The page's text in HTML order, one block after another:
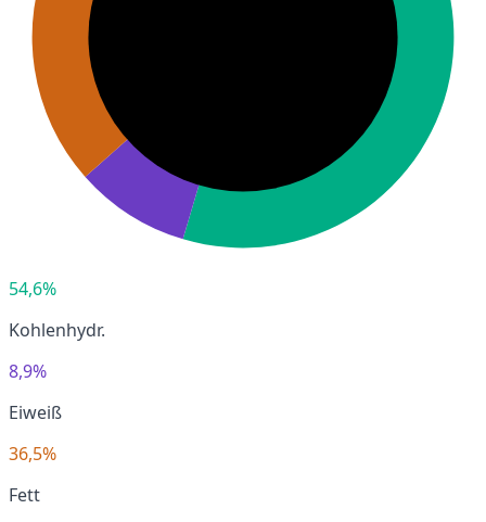
54,6%
Kohlenhydr.
8,9%
Eiweiß
36,5%
Fett